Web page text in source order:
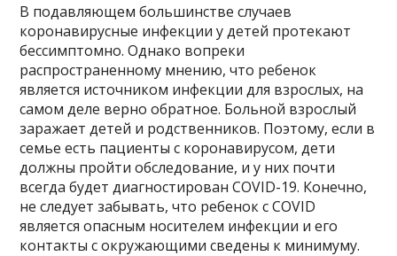
В подавляющем большинстве случаев
коронавирусные инфекции у детей протекают
бессимптомно. Однако вопреки
распространенному мнению, что ребенок
является источником инфекции для взрослых, на
самом деле верно обратное. Больной взрослый
заражает детей и родственников. Поэтому, если в
семье есть пациенты с коронавирусом, дети
должны пройти обследование, и у них почти
всегда будет диагностирован COVID-19. Конечно,
не следует забывать, что ребенок с COVID
является опасным носителем инфекции и его
контакты с окружающими сведены к минимуму.